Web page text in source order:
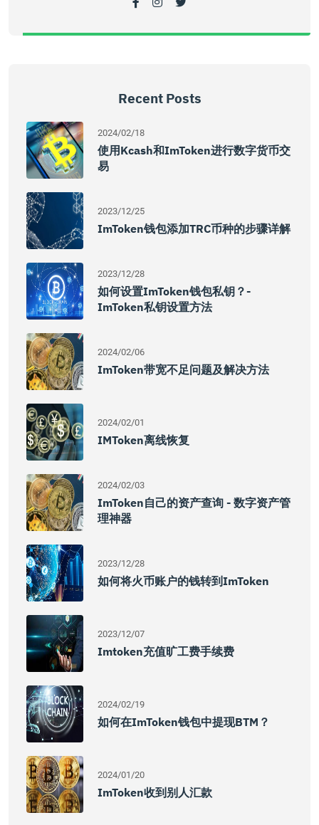
Recent Posts
2024/02/18
使用kcash和imToken进行数字货币交
易
2023/12/25
ImToken钱包添加TRC币种的步骤详解
2023/12/28
如何设置imToken钱包私钥？-
ImToken私钥设置方法
2024/02/06
ImToken带宽不足问题及解决方法
2024/02/01
IMToken离线恢复
2024/02/03
ImToken自己的资产查询 - 数字资产管
理神器
2023/12/28
如何将火币账户的钱转到imToken
2023/12/07
Imtoken充值旷工费手续费
2024/02/19
如何在imToken钱包中提现BTM？
2024/01/20
ImToken收到别人汇款